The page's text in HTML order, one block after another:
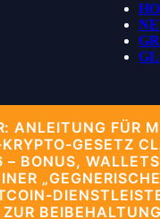
ANLEITUNG FÜR
GESETZ
BONUS,